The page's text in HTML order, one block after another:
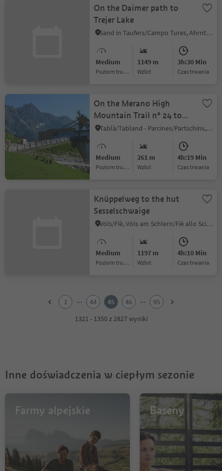
On the Daimer path to
Trejer Lake
Sand in Taufers/Campo Tures, Ahrntal/Valle Aurina
Medium
Poziom trudności
1149 m
Wzlot
3h:30 Min
czas trwania
On the Merano High
Mountain Trail n° 24 to
the Waterfall of
Tablà/Tabland - Parcines/Partschins, Partschins/Parcines, Meran/Merano and environs
Medium
Poziom trudności
261 m
Wzlot
4h:19 Min
czas trwania
Knüppelweg to the hut
Sesselschwaige
Völs/Fiè, Völs am Schlern/Fiè allo Sciliar, Dolomites Region Seiser Alm
Medium
Poziom trudności
1197 m
Wzlot
4h:10 Min
czas trwania
10
12
17
18
19
1 ... 44 45 46 ...
95
1321 - 1350 z 2827 wyniki
Inne doświadczenia w ciepłym sezonie
Farmy alpejskie Baseny